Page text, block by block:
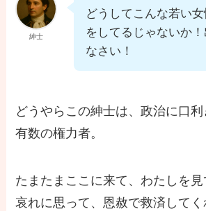
紳士
どうしてこんな若い
をしてるじゃないか
なさい！
どうやらこの紳士は、政治に口
有数の権力者。
たまたまここに来て、わたしを
哀れに思って、恩赦で救済してく